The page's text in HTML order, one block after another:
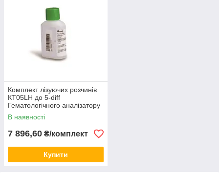
Комплект лізуючих розчинів
КТ05LH до 5-diff
Гематологічного аналізатору
КТ6610 Genrui 4шт.
В наявності
7 896,60 ₴/комплект
Купити